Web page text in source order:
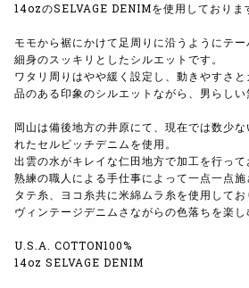
14ozのSELVAGE DENIMを使用しておりま
モモから裾にかけて足周りに沿うようにテー
細身のスッキリとしたシルエットです。
ワタリ周りはやや緩く設定し、動きやすさと
品のある印象のシルエットながら、男らしい
岡山は備後地方の井原にて、現在では数少
れたセルビッチデニムを使用。
出雲の水がキレイな仁田地方で加工を行って
熟練の職人による手仕事によって一点一点施
タテ糸、ヨコ糸共に米綿ムラ糸を使用してお
ヴィンテージデニムさながらの色落ちを楽し
U.S.A. COTTON100%
14oz SELVAGE DENIM